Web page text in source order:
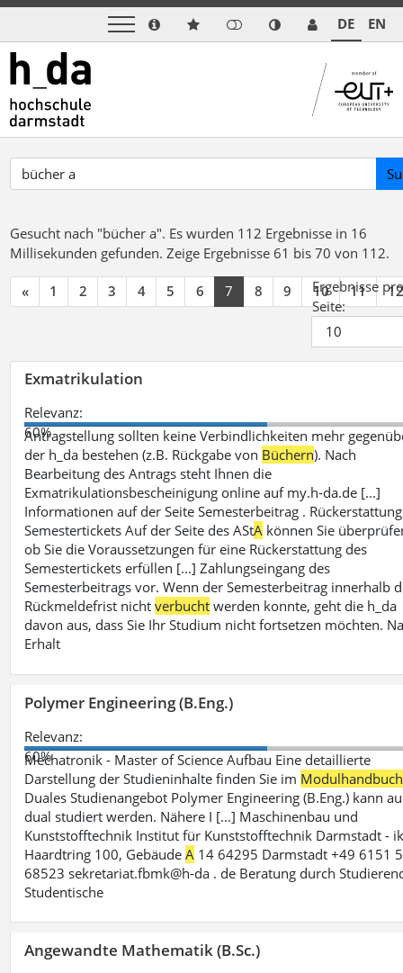
DE EN
Gesucht nach "bücher a". Es wurden 112 Ergebnisse in 16
Millisekunden gefunden.Zeige Ergebnisse 61 bis 70 von 112.
« 1 2 3 4 5 6 7 8 9 10 11 12
Ergebnisse pro
Seite:
Exmatrikulation
Relevanz:
60%
Antragstellung sollten keine Verbindlichkeiten mehr
der h_da bestehen (z.B. Rückgabe von Büchern). Nach
Bearbeitung des Antrags steht Ihnen die
Exmatrikulationsbescheinigung online auf my.h-da.de [...]
Informationen auf der Seite Semesterbeitrag .
Semestertickets Auf der Seite des AStA können Sie
ob Sie die Voraussetzungen für eine Rückerstattung des
Semestertickets erfüllen [...] Zahlungseingang des
Semesterbeitrags vor. Wenn der Semesterbeitrag innerhalb
Rückmeldefrist nichtverbucht werden konnte, geht die h_da
davon aus, dass Sie Ihr Studium nicht fortsetzen möchten.
Erhalt
Polymer Engineering (B.Eng.)
Relevanz:
60%
Mechatronik - Master of Science Aufbau Eine detaillierte
Darstellung der Studieninhalte finden Sie im Modulhandbuch
Duales Studienangebot Polymer Engineering (B.Eng.) kann
dual studiert werden. Nähere I [...] Maschinenbau und
Kunststofftechnik Institut für Kunststofftechnik Darmstadt -
Haardtring 100, GebäudeA 14 64295 Darmstadt +49 6151
68523 sekretariat.fbmk@h-da . de Beratung durch
Studentische
Angewandte Mathematik (B.Sc.)